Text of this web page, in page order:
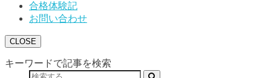
合格体験記
お問い合わせ
CLOSE
キーワードで記事を検索